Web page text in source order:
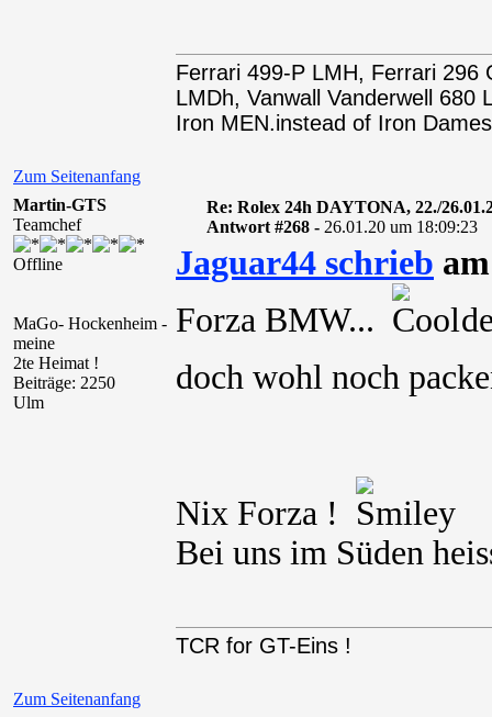
Zum Seitenanfang
Ferrari 499-P LMH, Ferrari 296
LMDh, Vanwall Vanderwell
Iron MEN.instead of Iron
Martin-GTS
Teamchef
Offline
MaGo- Hockenheim -
meine
2te Heimat !
Beiträge: 2250
Ulm
Re: Rolex 24h DAYTONA, 22./
Antwort #268 - 26.01.20 um 18:09:23
Jaguar44 schrieb
Forza BMW...
doch wohl noch
Nix Forza !
Bei uns im Süden
Zum Seitenanfang
TCR for GT-Eins !